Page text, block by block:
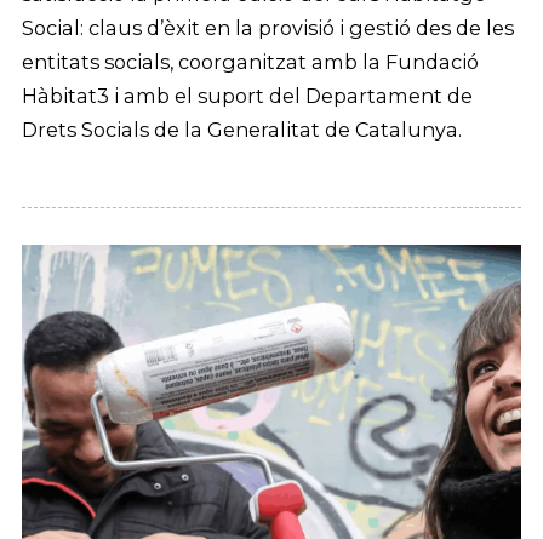
Social: claus d’èxit en la provisió i gestió des de les
entitats socials, coorganitzat amb la Fundació
Hàbitat3 i amb el suport del Departament de
Drets Socials de la Generalitat de Catalunya.